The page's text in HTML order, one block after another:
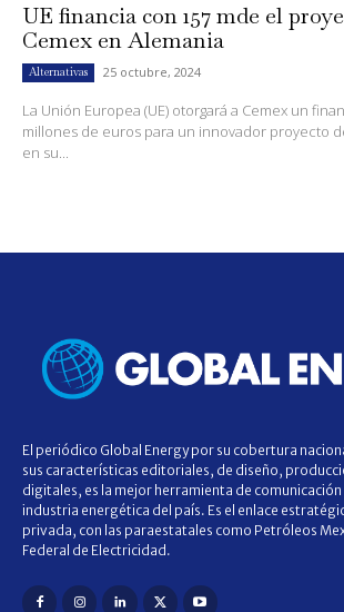
UE financia con 157 mde el
Cemex en Alemania
Alternativas 25 octubre, 2024
La Unión Europea (UE) otorgará a Cemex un
millones de euros para un innovador proyecto
en su...
El periódico Global Energy por su cobertura
sus características editoriales, de diseño,
digitales, es la mejor herramienta de
industria energética del país. Es el enlace
privada, con las paraestatales como Petróleos
Federal de Electricidad.